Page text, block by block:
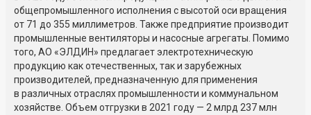
общепромышленного исполнения с высотой оси вращения
от 71 до 355 миллиметров. Также предприятие производит
промышленные вентиляторы и насосные агрегаты. Помимо
того, АО «ЭЛДИН» предлагает электротехническую
продукцию как отечественных, так и зарубежных
производителей, предназначенную для применения
в различных отраслях промышленности и коммунальном
хозяйстве. Объем отгрузки в 2021 году — 2 млрд 237 млн